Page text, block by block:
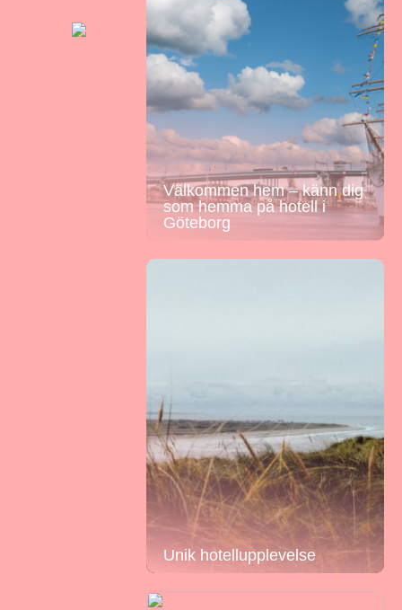
Välkommen hem – känn dig
som hemma på hotell i
Göteborg
Unik hotellupplevelse